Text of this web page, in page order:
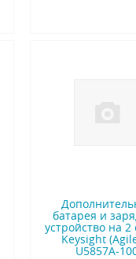
батарея и
устройство на 2
Keysight
U5857A-